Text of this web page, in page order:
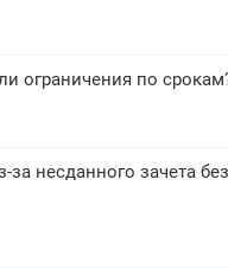
ограничения по
за несданного зачета без